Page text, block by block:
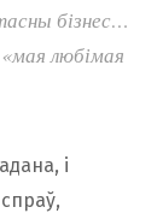
бізнес…
любімая
і